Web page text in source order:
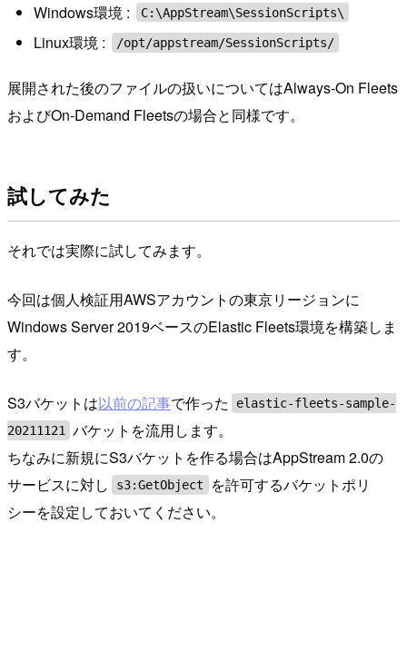
Windows環境 : C:\AppStream\SessionScripts\
Linux環境 : /opt/appstream/SessionScripts/
展開された後のファイルの扱いについてはAlways-On Fleets
およびOn-Demand Fleetsの場合と同様です。
試してみた
それでは実際に試してみます。
今回は個人検証用AWSアカウントの東京リージョンに
Windows Server 2019ベースのElastic Fleets環境を構築しま
す。
S3バケットは以前の記事で作った
elastic-fleets-sample-
20211121
バケットを流用します。
ちなみに新規にS3バケットを作る場合はAppStream 2.0の
サービスに対し
s3:GetObject
を許可するバケットポリ
シーを設定しておいてください。